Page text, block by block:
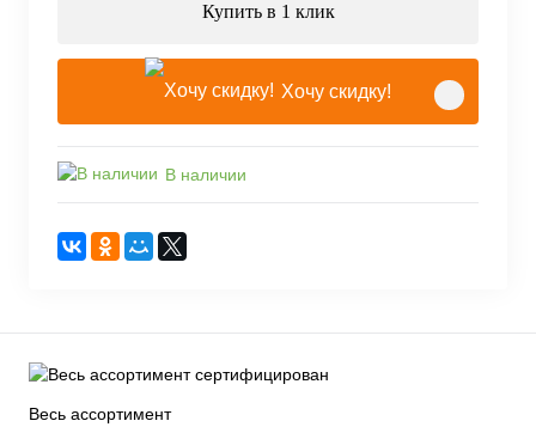
Купить в 1 клик
Хочу скидку!
В наличии
Весь ассортимент